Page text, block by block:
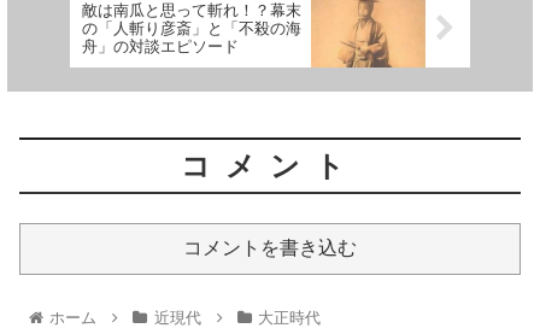
敵は南瓜と思って斬れ！？幕末
の「人斬り彦斎」と「不殺の海
舟」の対談エピソード
コメント
コメントを書き込む
ホーム 近現代 大正時代